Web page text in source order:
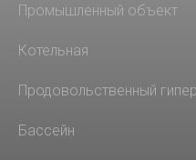
Промышленный объект
Котельная
Продовольственный
Бассейн